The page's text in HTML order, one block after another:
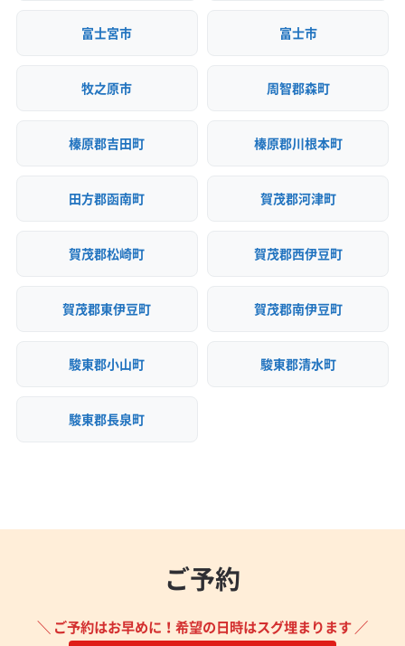
富士宮市 富士市
牧之原市 周智郡森町
榛原郡吉田町 榛原郡川根本町
田方郡函南町 賀茂郡河津町
賀茂郡松崎町 賀茂郡西伊豆町
賀茂郡東伊豆町 賀茂郡南伊豆町
駿東郡小山町 駿東郡清水町
駿東郡長泉町
ご予約
＼ ご予約はお早めに！希望の日時はスグ埋まります ／